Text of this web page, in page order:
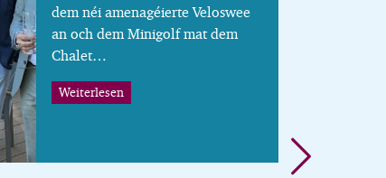
dem néi amenagéierte Veloswee
an och dem Minigolf mat dem
Chalet…
Weiterlesen